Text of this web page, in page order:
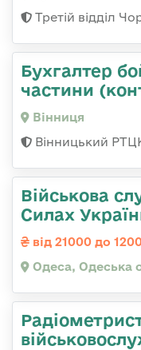
Третій відділ
Бухгалтер
частини
Вінниця
Вінницький
Військова
Силах
від 21000 до
Одеса, Одеська